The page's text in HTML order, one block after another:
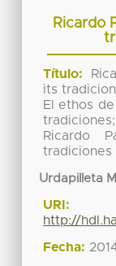
Ricardo
Título:
its
El ethos
tradiciones;
Ricardo
tradiciones
Urdapilleta
URI:
http://
Fecha: